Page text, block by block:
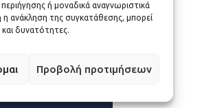
ή μοναδικά αναγνωριστικά
ανάκληση της συγκατάθεσης, μπορεί
και δυνατότητες.
Προβολή προτιμήσεων
- ΣΥΝΕΡΓΑΣΙΑ Α.Ε.